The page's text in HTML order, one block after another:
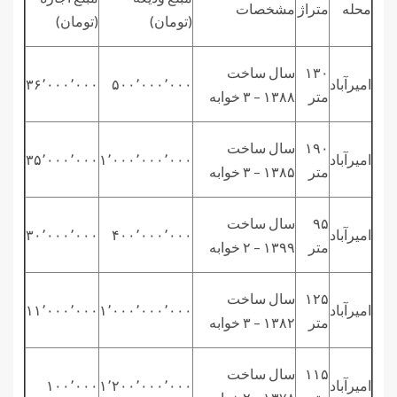
محله متراژ مشخصات
(تومان)
(تومان)
امیرآباد
۱۳۰
متر
سال ساخت
۱۳۸۸ – ۳ خوابه
۵۰۰٬۰۰۰٬۰۰۰ ۳۶٬۰۰۰٬۰۰۰
امیرآباد
۱۹۰
متر
سال ساخت
۱۳۸۵ – ۳ خوابه
۱٬۰۰۰٬۰۰۰٬۰۰۰ ۳۵٬۰۰۰٬۰۰۰
امیرآباد
۹۵
متر
سال ساخت
۱۳۹۹ – ۲ خوابه
۴۰۰٬۰۰۰٬۰۰۰ ۳۰٬۰۰۰٬۰۰۰
امیرآباد
۱۲۵
متر
سال ساخت
۱۳۸۲ – ۳ خوابه
۱٬۰۰۰٬۰۰۰٬۰۰۰ ۱۱٬۰۰۰٬۰۰۰
امیرآباد
۱۱۵
سال ساخت
۱٬۲۰۰٬۰۰۰٬۰۰۰ ۱۰۰٬۰۰۰